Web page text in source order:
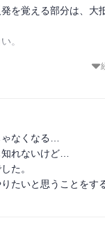
を覚える部分は、
。
のだから、気にしない
ら、今自分は「いい
く、ただじっと観察
なくなる…
れないけど…
た。
たいと思うことをす